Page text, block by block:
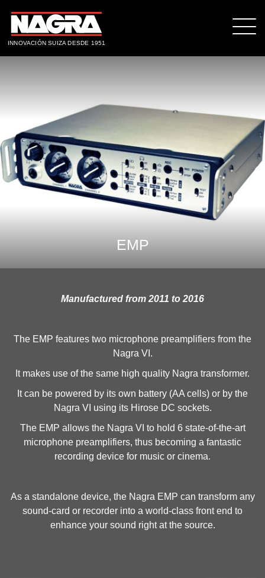
INNOVACIÓN SUIZA DESDE 1951
EMP
Manufactured from 2011 to 2016
The EMP features two microphone preamplifiers from the
Nagra VI.
It makes use of the same high quality Nagra transformer.
It can be powered by its own battery (AA cells) or by the
Nagra VI using its Hirose DC sockets.
The EMP allows the Nagra VI to hold 6 state-of-the-art
microphone preamplifiers, thus becoming a fantastic
recording device for music or cinema.
As a standalone device, the Nagra EMP can transform any
sound-card or recorder into a world-class front end to
enhance your sound right at the source.